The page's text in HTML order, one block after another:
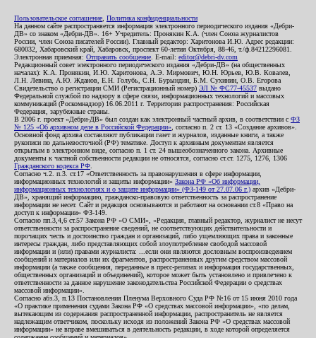
Пользовательское соглашение Политика конфиденциальности
На данном сайте распространяется информация электронного периодического издания «Дебри-
ДВ» со знаком «Дебри-ДВ». 16+ Учредитель: Пронякин К.А. (член Союза журналистов
России, член Союза писателей России). Главный редактор: Харитонова И.Ю. Адрес редакции:
680032, Хабаровский край, Хабаровск, проспект 60-летия Октября, 88-46, т./ф.84212296081.
Электронная приемная: Отправить сообщение . E-mail: editor@debri-dv.com
Редакционный совет электронного периодического издания «Дебри-ДВ» (на общественных
началах): К.А. Пронякин, И.Ю. Харитонова, А.Э. Мирмович, Ю.Н. Юрьев, Ю.В. Ковалев,
Л.Н. Левина, А.Ю. Жданов, Е.Н. Голубь, С.Н. Бурындин, Б.М. Сухинин, О.В. Егорова
Свидетельство о регистрации СМИ (Регистрационный номер) ЭЛ № ФС77-45537 выдано
Федеральной службой по надзору в сфере связи, информационных технологий и массовых
коммуникаций (Роскомнадзор) 16.06.2011 г. Территория распространения: Российская
Федерация, зарубежные страны.
В 2006 г. проект «Дебри-ДВ» был создан как электронный частный архив, в соответствии с ФЗ
№ 125 «Об архивном деле в Российской Федерации» , согласно п. 2 ст. 13 «Создание архивов».
Основной фонд архива составляют публикации газет и журналов, изданные книги, а также
рукописи по дальневосточной (РФ) тематике. Доступ к архивным документам является
открытым в электронном виде, согласно п. 1 ст. 24 вышеобозначенного закона. Архивные
документы к частной собственности редакции не относятся, согласно ст.ст. 1275, 1276, 1306
Гражданского кодекса РФ
Согласно ч.2. п.3. ст.17 «Ответственность за правонарушения в сфере информации,
информационных технологий и защиты информации» Закона РФ «Об информации,
информационных технологиях и о защите информации» (ФЗ-149 от 27.07.06 г.) архив «Дебри-
ДВ», хранящий информацию, гражданско-правовую ответственность за распространение
информации не несет. Сайт и редакция основываются и работают на основании ст.8 «Право на
доступ к информации» ФЗ-149.
Согласно пп.3,4,6 ст.57 Закона РФ «О СМИ», «Редакция, главный редактор, журналист не несут
ответственности за распространение сведений, не соответствующих действительности и
порочащих честь и достоинство граждан и организаций, либо ущемляющих права и законные
интересы граждан, либо представляющих собой злоупотребление свободой массовой
информации и (или) правами журналиста: ...если они являются дословным воспроизведением
сообщений и материалов или их фрагментов, распространенных другим средством массовой
информации (а также сообщения, переданные в пресс-релизах и информация государственных,
общественных организаций и объединений), которое может быть установлено и привлечено к
ответственности за данное нарушение законодательства Российской Федерации о средствах
массовой информации».
Согласно абз.3, п.13 Постановления Пленума Верховного Суда РФ №16 от 15 июня 2010 года
«О практике применения судами Закона РФ «О средствах массовой информации», «по делам,
вытекающим из содержания распространенной информации, распространитель не является
надлежащим ответчиком, поскольку исходя из положений Закона РФ «О средствах массовой
информации» не вправе вмешиваться в деятельность редакции, в ходе которой определяется